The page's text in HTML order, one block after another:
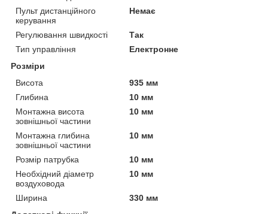
Пульт дистанційного
керування
Немає
Регулювання швидкості
Так
Тип управління
Електронне
Розміри
Висота
935 мм
Глибина
10 мм
Монтажна висота
зовнішньої частини
10 мм
Монтажна глибина
зовнішньої частини
10 мм
Розмір патрубка
10 мм
Необхідний діаметр
воздуховода
10 мм
Ширина
330 мм